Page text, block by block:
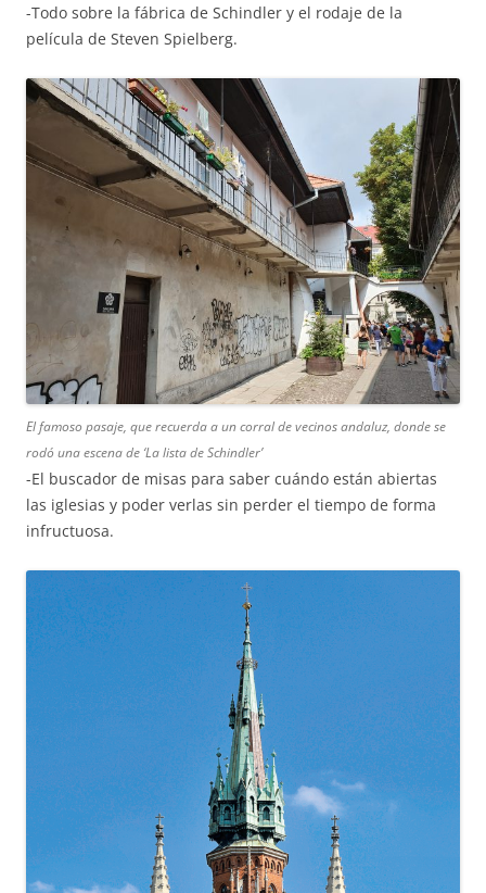
-Todo sobre la fábrica de Schindler y el rodaje de la
película de Steven Spielberg.
El famoso pasaje, que recuerda a un corral de vecinos andaluz, donde se
rodó una escena de ‘La lista de Schindler’
-El buscador de misas para saber cuándo están abiertas
las iglesias y poder verlas sin perder el tiempo de forma
infructuosa.